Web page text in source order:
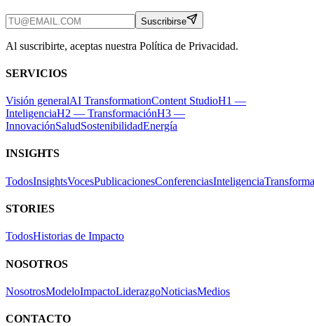
Suscribirse
Al suscribirte, aceptas nuestra Política de Privacidad.
SERVICIOS
Visión generalAI TransformationContent StudioH1 —
InteligenciaH2 — TransformaciónH3 —
InnovaciónSaludSostenibilidadEnergía
INSIGHTS
TodosInsightsVocesPublicacionesConferenciasInteligencia
STORIES
TodosHistorias de Impacto
NOSOTROS
NosotrosModeloImpactoLiderazgoNoticiasMedios
CONTACTO